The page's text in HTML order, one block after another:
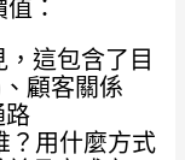
：
這包含了目
顧客關係
？用什麼方式